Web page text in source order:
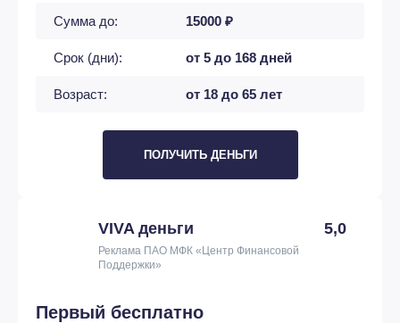
Сумма до: 15000 ₽
Срок (дни): от 5 до 168 дней
Возраст: от 18 до 65 лет
ПОЛУЧИТЬ ДЕНЬГИ
VIVA деньги 5,0
Реклама ПАО МФК «Центр Финансовой
Поддержки»
Первый бесплатно